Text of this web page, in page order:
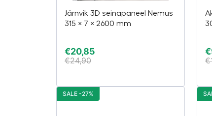
Järnvik 3D seinapaneel Nemus
315 × 7 × 2600 mm
€20,85
€24,90
€
€
SALE -27%